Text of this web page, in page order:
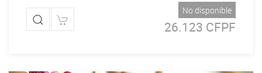
No disponible
26.123 CFPF